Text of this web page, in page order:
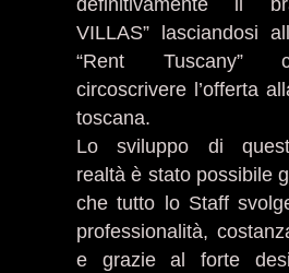
definitivamente il
VILLAS” lasciandosi
“Rent Tuscany”
circoscrivere l’offerta
toscana.
Lo sviluppo di
realtà è stato possibile
che tutto lo Staff
professionalità,
e grazie al forte